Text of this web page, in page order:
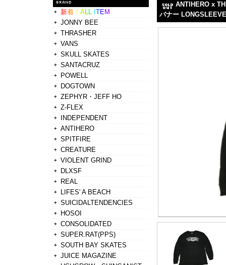
新着 ！ ALL TEM
JONNY BEE
THRASHER
VANS
SKULL SKATES
SANTACRUZ
POWELL
DOGTOWN
ZEPHYR・JEFF HO
Z-FLEX
INDEPENDENT
ANTIHERO
SPITFIRE
CREATURE
VIOLENT GRIND
DLXSF
REAL
LIFES' A BEACH
SUICIDALTENDENCIES
HOSOI
CONSOLIDATED
SUPER.RAT(PPS)
SOUTH BAY SKATES
JUICE MAGAZINE
ANTIHERO x
バナー